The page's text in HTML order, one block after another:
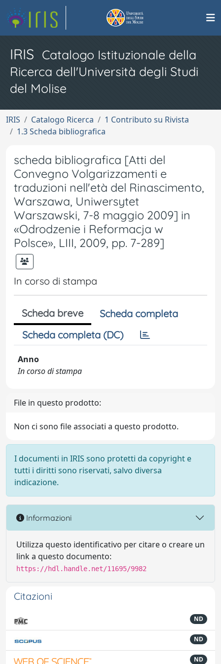
IRIS Catalogo Istituzionale della
Ricerca dell'Università degli Studi
del Molise
IRIS Catalogo Ricerca
1 Contributo su Rivista
1.3 Scheda bibliografica
scheda bibliografica [Atti del
Convegno Volgarizzamenti e
traduzioni nell'età del Rinascimento,
Warszawa, Uniwersytet
Warszawski, 7-8 maggio 2009] in
«Odrodzenie i Reformacja w
Polsce», LIII, 2009, pp. 7-289]
In corso di stampa
Scheda breve
Scheda completa
Scheda completa (DC)
Anno
In corso di stampa
File in questo prodotto:
Non ci sono file associati a questo prodotto.
I documenti in IRIS sono protetti da copyright e
tutti i diritti sono riservati, salvo diversa
indicazione.
Informazioni
Utilizza questo identificativo per citare o creare un
link a questo documento:
https://hdl.handle.net/11695/9982
Citazioni
ND
ND
ND